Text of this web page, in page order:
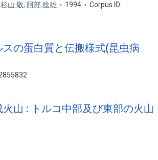
杉山 敬, 阿部 稔雄 1994
Corpus ID:
の蛋白質と伝搬様式(昆虫病
山 : トルコ中部及び東部の火山